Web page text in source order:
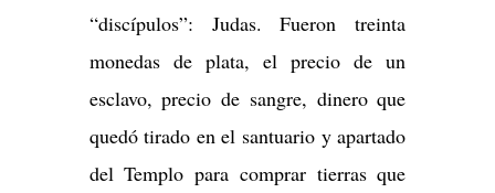
“discípulos”: Judas. Fueron treinta
monedas de plata, el precio de un
esclavo, precio de sangre, dinero que
quedó tirado en el santuario y apartado
del Templo para comprar tierras que